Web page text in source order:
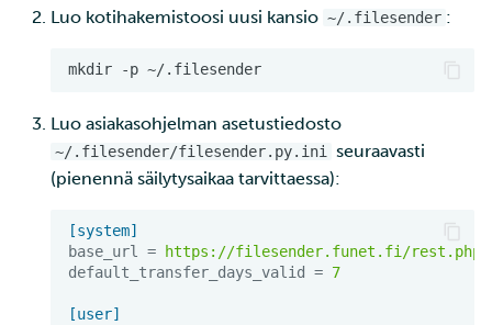
Luo kotihakemistoosi uusi kansio ~/.filesender :
mkdir -p
Luo asiakasohjelman asetustiedosto
~/.filesender/filesender.py.ini
seuraavasti
(pienennä säilytysaikaa tarvittaessa):
[system]
base_url =
https://filesender.funet.fi/rest.php
default_transfer_days_valid
= 7
[user]